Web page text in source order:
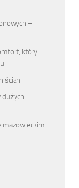
–
który
ścian
dużych
mazowieckim